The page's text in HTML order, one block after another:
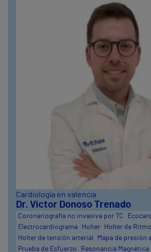
Cardiología en valencia
Dr. Víctor Donoso Trenado
Coronariografía no invasiva por TC
Electrocardiograma
Holter
Holter de Ritmo
Holter de tensión arterial
Mapa de presión
Prueba de Esfuerzo
Resonancia Magnética